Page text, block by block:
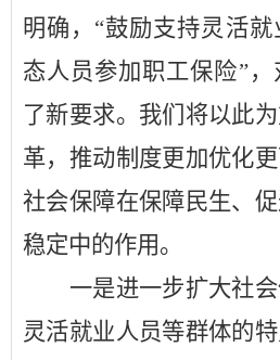
明确， “鼓励支持灵活
态人员参加职工保险”
了新要求。我们将以此
革，推动制度更加优化
社会保障在保障民生、
稳定中的作用。
一是进一步扩大社会
灵活就业人员等群体的